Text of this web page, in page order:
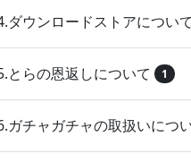
ダウンロードストアについて
とらの恩返しについて 1
ガチャガチャの取扱いにつ